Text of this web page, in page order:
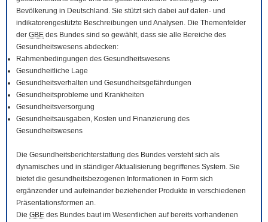
Bevölkerung in Deutschland. Sie stützt sich dabei auf daten- und
indikatorengestützte Beschreibungen und Analysen. Die Themenfelder
der GBE des Bundes sind so gewählt, dass sie alle Bereiche des
Gesundheitswesens abdecken:
Rahmenbedingungen des Gesundheitswesens
Gesundheitliche Lage
Gesundheitsverhalten und Gesundheitsgefährdungen
Gesundheitsprobleme und Krankheiten
Gesundheitsversorgung
Gesundheitsausgaben, Kosten und Finanzierung des
Gesundheitswesens
Die Gesundheitsberichterstattung des Bundes versteht sich als
dynamisches und in ständiger Aktualisierung begriffenes System. Sie
bietet die gesundheitsbezogenen Informationen in Form sich
ergänzender und aufeinander beziehender Produkte in verschiedenen
Präsentationsformen an.
Die GBE des Bundes baut im Wesentlichen auf bereits vorhandenen